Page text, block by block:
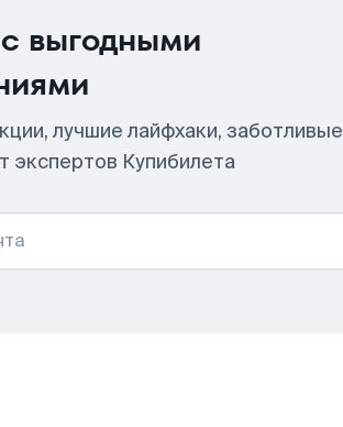
выгодными
лучшие лайфхаки, заботливые
экспертов Купибилета